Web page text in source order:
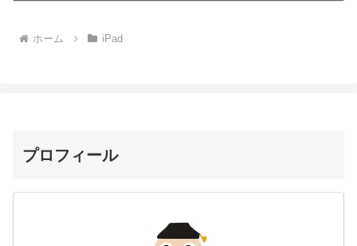
ホーム iPad
プロフィール